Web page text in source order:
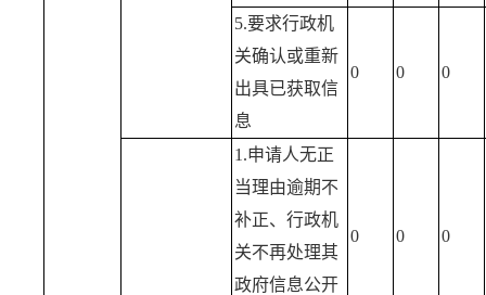
5.要求行政机
关确认或重新
出具已获取信
息
0 0 0
1.申请人无正
当理由逾期不
补正、行政机
关不再处理其
政府信息公开
0 0 0